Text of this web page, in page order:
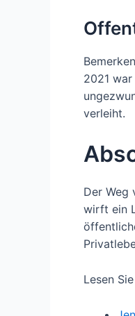
2021
verleiht.
Der Weg
wirft ein
Lesen